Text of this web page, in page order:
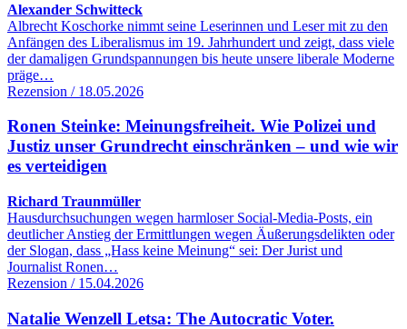
Alexander Schwitteck
Albrecht Koschorke nimmt seine Leserinnen und Leser mit zu den
Anfängen des Liberalismus im 19. Jahrhundert und zeigt, dass viele
der damaligen Grundspannungen bis heute unsere liberale Moderne
präge…
Rezension / 18.05.2026
Ronen Steinke: Meinungsfreiheit. Wie Polizei und
Justiz unser Grundrecht einschränken – und wie wir
es verteidigen
Richard Traunmüller
Hausdurchsuchungen wegen harmloser Social-Media-Posts, ein
deutlicher Anstieg der Ermittlungen wegen Äußerungsdelikten oder
der Slogan, dass „Hass keine Meinung“ sei: Der Jurist und
Journalist Ronen…
Rezension / 15.04.2026
Natalie Wenzell Letsa: The Autocratic Voter.